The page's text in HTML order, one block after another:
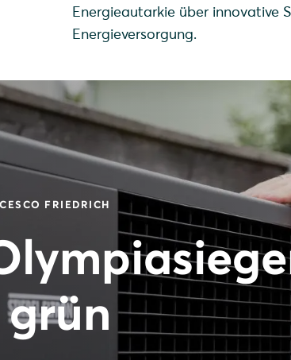
Energieautarkie über innovative
Energieversorgung.
FRIEDRICH